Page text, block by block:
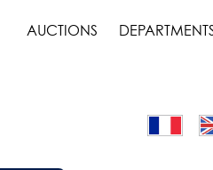
AUCTIONS